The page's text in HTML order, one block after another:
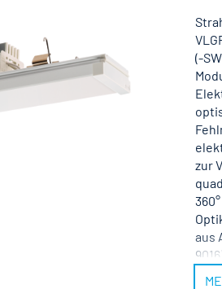
(-
zur
aus